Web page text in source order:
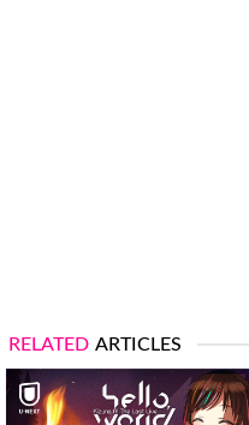
RELATED ARTICLES